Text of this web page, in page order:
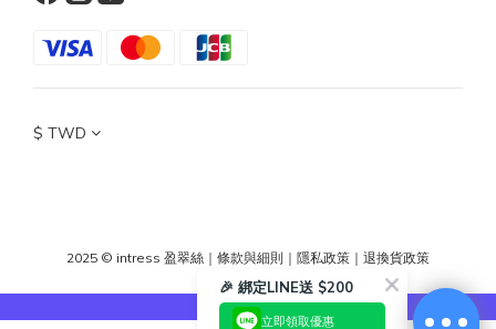
$ TWD
2025 © intress 盈翠絲 ｜ 條款與細則 ｜ 隱私政策 ｜ 退換貨政策
🎉 綁定LINE送 $200
立即領取優惠